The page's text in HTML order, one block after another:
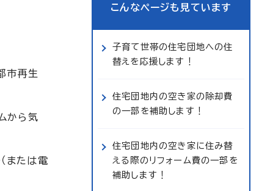
市再生
から気
または電
こんなページも見ています
子育て世帯の住宅団地への住
替えを応援します！
住宅団地内の空き家の除却費
の一部を補助します！
住宅団地内の空き家に住み替
える際のリフォーム費の一部を
補助します！